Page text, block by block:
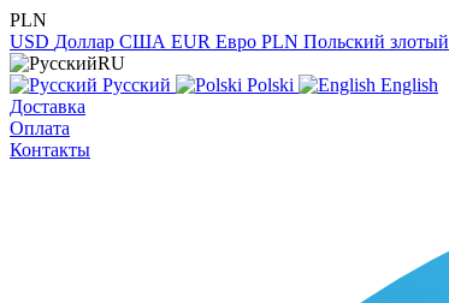
PLN
USD Доллар США EUR Евро PLN Польский злотый
RU
Русский
Polski
English
Доставка
Оплата
Контакты